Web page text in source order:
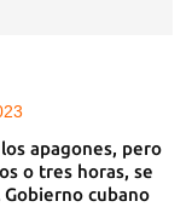
apagones, pero
o tres horas, se
cubano